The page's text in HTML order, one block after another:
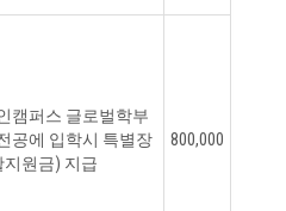
캠퍼스 글로벌학부
공에 입학시 특별장
지원금) 지급
800,000